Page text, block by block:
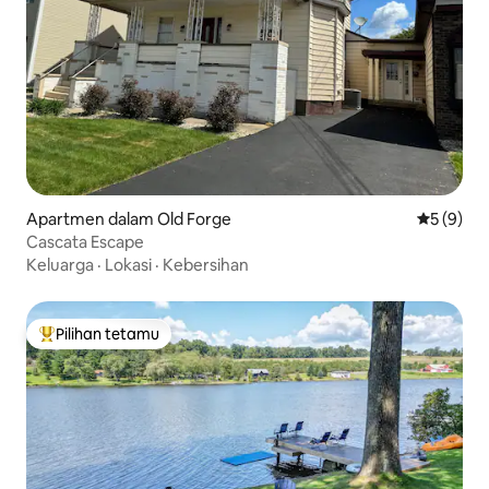
Apartmen dalam Old Forge
5 (9)
Cascata Escape
Keluarga · Lokasi · Kebersihan
Pilihan utama tetamu
Pilihan tetamu